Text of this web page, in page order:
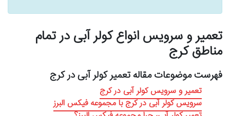
تعمیر و سرویس انواع کولر آبی در تمام
مناطق کرج
فهرست موضوعات مقاله تعمیر کولر آبی در کرج
تعمیر و سرویس کولر آبی در کرج
سرویس کولر آبی در کرج با مجموعه فیکس البرز